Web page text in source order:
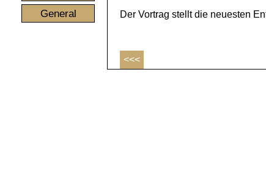
General
Der Vortrag stellt die neuesten
<<<